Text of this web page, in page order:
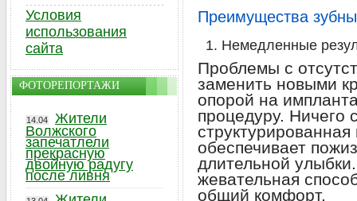
Преимущества
Немедленные
Проблемы с
заменить новыми
опорой на
процедуру. Ничего
обеспечивает
длительной
жевательная
общий комфорт.
Условия
использования
сайта
ФОТОРЕПОРТАЖИ
14.04
Жители
Волжского
запечатлели
прекрасную
двойную радугу
после ливня